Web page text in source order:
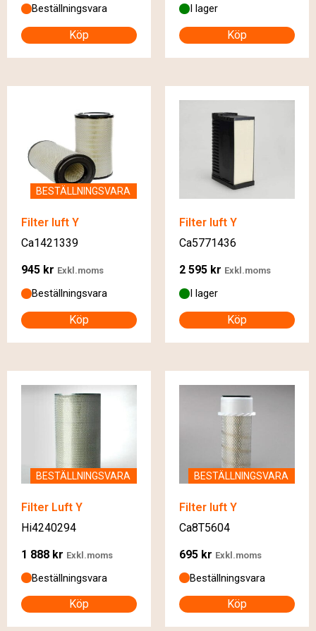
Beställningsvara
Köp
I lager
Köp
BESTÄLLNINGSVARA
Filter luft Y
Ca1421339
945 kr Exkl.moms
Beställningsvara
Köp
Filter luft Y
Ca5771436
2 595 kr Exkl.moms
I lager
Köp
BESTÄLLNINGSVARA
Filter Luft Y
Hi4240294
1 888 kr Exkl.moms
Beställningsvara
Köp
BESTÄLLNINGSVARA
Filter luft Y
Ca8T5604
695 kr Exkl.moms
Beställningsvara
Köp